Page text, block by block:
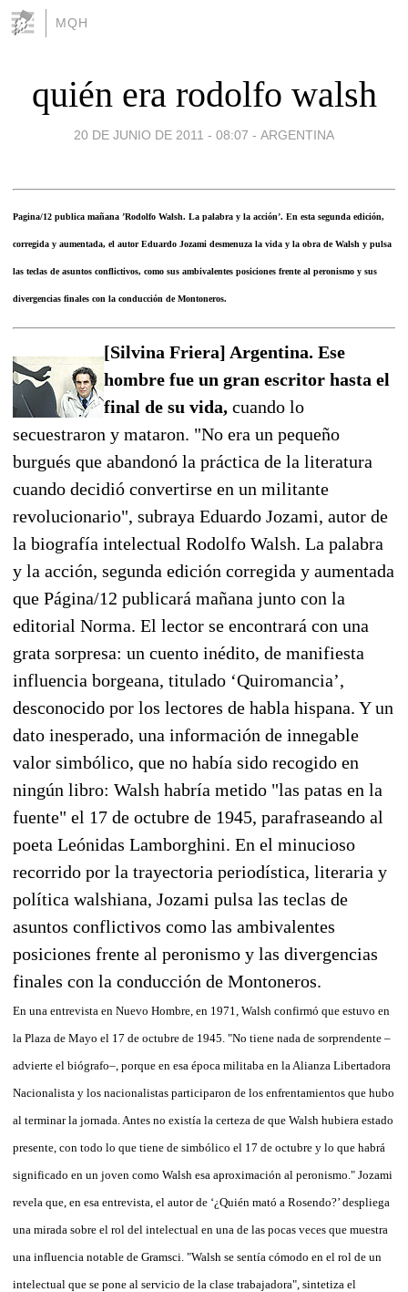
MQH
quién era rodolfo walsh
20 DE JUNIO DE 2011 - 08:07 - ARGENTINA
Pagina/12 publica mañana ’Rodolfo Walsh. La palabra y la acción’. En esta segunda edición,
corregida y aumentada, el autor Eduardo Jozami desmenuza la vida y la obra de Walsh y pulsa
las teclas de asuntos conflictivos, como sus ambivalentes posiciones frente al peronismo y sus
divergencias finales con la conducción de Montoneros.
[Silvina Friera] Argentina. Ese
hombre fue un gran escritor hasta el
final de su vida, cuando lo
secuestraron y mataron. "No era un pequeño
burgués que abandonó la práctica de la literatura
cuando decidió convertirse en un militante
revolucionario", subraya Eduardo Jozami, autor de
la biografía intelectual Rodolfo Walsh. La palabra
y la acción, segunda edición corregida y aumentada
que Página/12 publicará mañana junto con la
editorial Norma. El lector se encontrará con una
grata sorpresa: un cuento inédito, de manifiesta
influencia borgeana, titulado ‘Quiromancia’,
desconocido por los lectores de habla hispana. Y un
dato inesperado, una información de innegable
valor simbólico, que no había sido recogido en
ningún libro: Walsh habría metido "las patas en la
fuente" el 17 de octubre de 1945, parafraseando al
poeta Leónidas Lamborghini. En el minucioso
recorrido por la trayectoria periodística, literaria y
política walshiana, Jozami pulsa las teclas de
asuntos conflictivos como las ambivalentes
posiciones frente al peronismo y las divergencias
finales con la conducción de Montoneros.
En una entrevista en Nuevo Hombre, en 1971, Walsh confirmó que estuvo en
la Plaza de Mayo el 17 de octubre de 1945. "No tiene nada de sorprendente –
advierte el biógrafo–, porque en esa época militaba en la Alianza Libertadora
Nacionalista y los nacionalistas participaron de los enfrentamientos que hubo
al terminar la jornada. Antes no existía la certeza de que Walsh hubiera estado
presente, con todo lo que tiene de simbólico el 17 de octubre y lo que habrá
significado en un joven como Walsh esa aproximación al peronismo." Jozami
revela que, en esa entrevista, el autor de ‘¿Quién mató a Rosendo?’ despliega
una mirada sobre el rol del intelectual en una de las pocas veces que muestra
una influencia notable de Gramsci. "Walsh se sentía cómodo en el rol de un
intelectual que se pone al servicio de la clase trabajadora", sintetiza el